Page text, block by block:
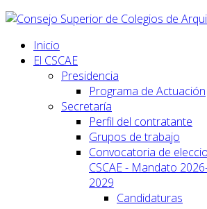
Inicio
El CSCAE
Presidencia
Programa de Actuación
Secretaría
Perfil del contratante
Grupos de trabajo
Convocatoria de
CSCAE - Mandato
2029
Candidaturas